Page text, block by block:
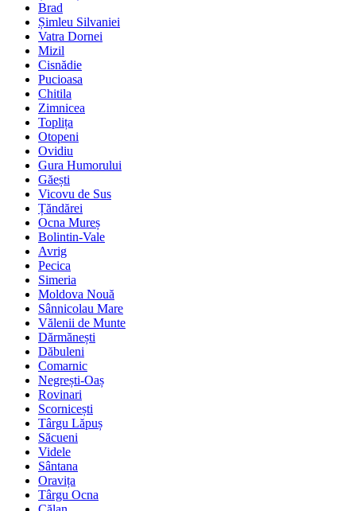
Brad
Șimleu Silvaniei
Vatra Dornei
Mizil
Cisnădie
Pucioasa
Chitila
Zimnicea
Toplița
Otopeni
Ovidiu
Gura Humorului
Găești
Vicovu de Sus
Țăndărei
Ocna Mureș
Bolintin-Vale
Avrig
Pecica
Simeria
Moldova Nouă
Sânnicolau Mare
Vălenii de Munte
Dărmănești
Dăbuleni
Comarnic
Negrești-Oaș
Rovinari
Scornicești
Târgu Lăpuș
Săcueni
Videle
Sântana
Oravița
Târgu Ocna